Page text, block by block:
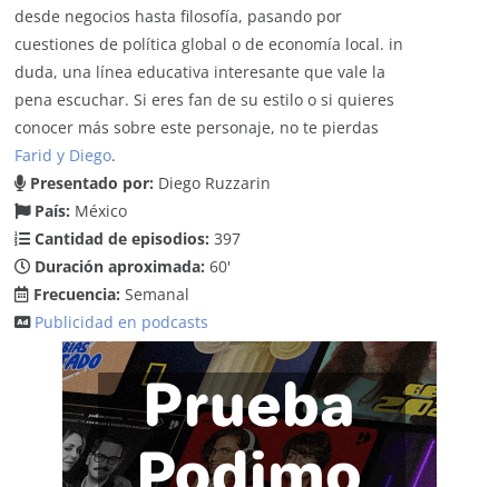
desde negocios hasta filosofía, pasando por
cuestiones de política global o de economía local. in
duda, una línea educativa interesante que vale la
pena escuchar. Si eres fan de su estilo o si quieres
conocer más sobre este personaje, no te pierdas
Farid y Diego.
Presentado por: Diego Ruzzarin
País: México
Cantidad de episodios: 397
Duración aproximada: 60'
Frecuencia: Semanal
Publicidad en podcasts